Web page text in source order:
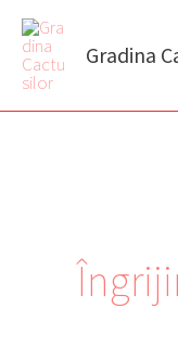
Skip
content
Gradina